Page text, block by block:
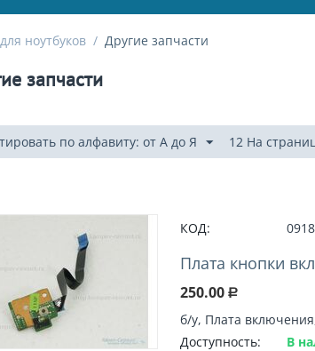
ноутбуков / Другие запчасти
запчасти
по алфавиту: от А до Я 12 На
КОД: 0918
Плата кнопки
250.00 Р
б/у, Плата
Доступность:
В